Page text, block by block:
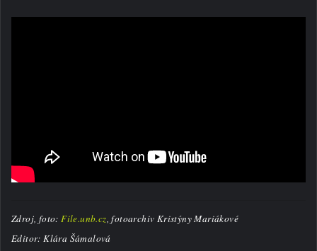
Zdroj, foto:File.unb.cz, fotoarchiv Kristýny Mariákové
Editor: Klára Šámalová